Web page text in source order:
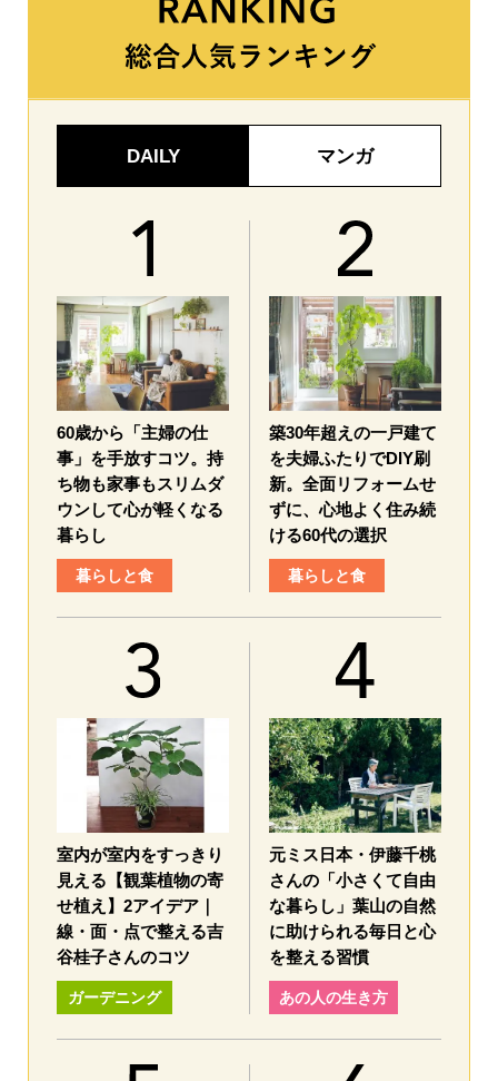
DAILY マンガ
60歳から「主婦の仕
事」を手放すコツ。持
ち物も家事もスリムダ
ウンして心が軽くなる
暮らし
暮らしと食
築30年超えの一戸建て
を夫婦ふたりでDIY刷
新。全面リフォームせ
ずに、心地よく住み続
ける60代の選択
暮らしと食
室内が室内をすっきり
見える【観葉植物の寄
せ植え】2アイデア｜
線・面・点で整える吉
谷桂子さんのコツ
ガーデニング
元ミス日本・伊藤千桃
さんの「小さくて自由
な暮らし」葉山の自然
に助けられる毎日と心
を整える習慣
あの人の生き方